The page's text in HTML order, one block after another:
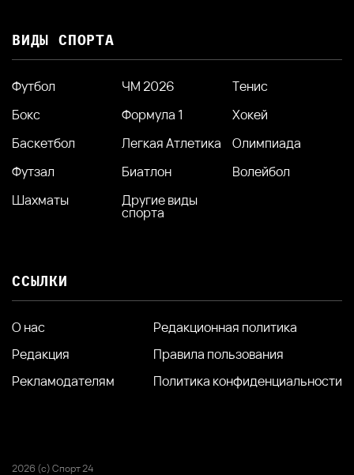
ВИДЫ СПОРТА
Футбол ЧМ 2026
Тенис
Бокс
Формула 1
Хокей
Баскетбол
Легкая Атлетика
Олимпиада
Футзал
Биатлон
Волейбол
Шахматы
Другие виды
спорта
ССЫЛКИ
О нас
Редакция
Рекламодателям
Редакционная политика
Правила пользования
Политика конфиденциальности
2026 (с) Спорт 24